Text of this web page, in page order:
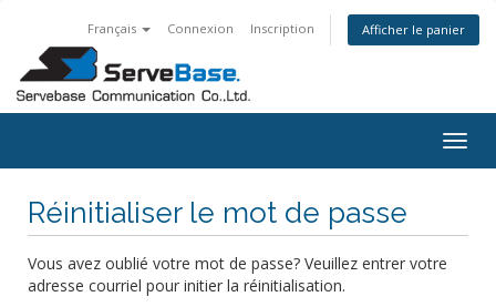
Français Connexion Inscription Afficher le panier
Réinitialiser le mot de passe
Vous avez oublié votre mot de passe? Veuillez entrer votre
adresse courriel pour initier la réinitialisation.